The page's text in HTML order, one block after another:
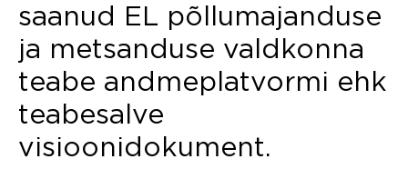
saanud EL põllumajanduse
ja metsanduse valdkonna
teabe andmeplatvormi ehk
teabesalve
visioonidokument.